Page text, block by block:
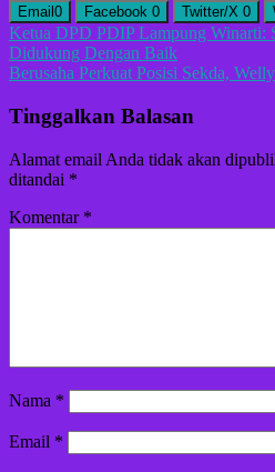
Email 0 Facebook 0 Twitter/X 0
Navigasi
pos
Ketua DPD PDIP Lampung Winarti:
Didukung Dengan Baik
Berusaha Perkuat Posisi Sekda,
Tinggalkan Balasan
Alamat email Anda tidak akan
ditandai *
Komentar *
Nama *
Email *